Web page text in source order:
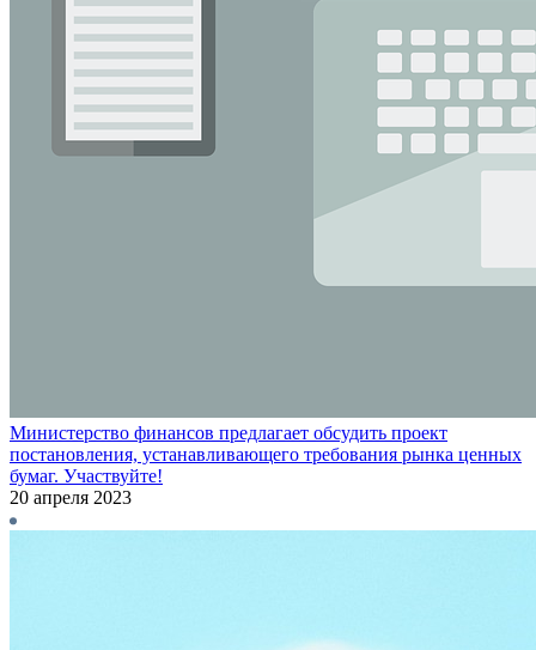
Министерство финансов предлагает обсудить проект
постановления, устанавливающего требования рынка ценных
бумаг. Участвуйте!
20 апреля 2023